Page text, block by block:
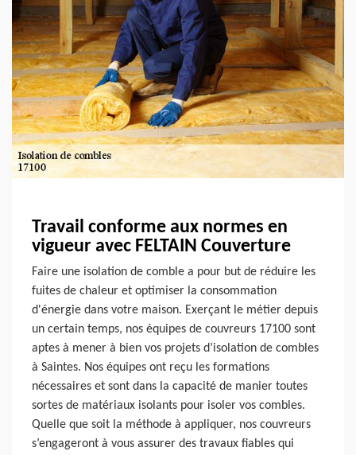
Travail conforme aux normes en
vigueur avec FELTAIN Couverture
Faire une isolation de comble a pour but de réduire les
fuites de chaleur et optimiser la consommation
d'énergie dans votre maison. Exerçant le métier depuis
un certain temps, nos équipes de couvreurs 17100 sont
aptes à mener à bien vos projets d’isolation de combles
à Saintes. Nos équipes ont reçu les formations
nécessaires et sont dans la capacité de manier toutes
sortes de matériaux isolants pour isoler vos combles.
Quelle que soit la méthode à appliquer, nos couvreurs
s’engageront à vous assurer des travaux fiables qui